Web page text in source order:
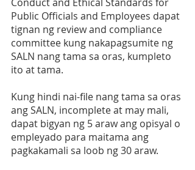
Public Officials and Employees dapat
tignan ng review and compliance
committee kung nakapagsumite ng
SALN nang tama sa oras, kumpleto
ito at tama.
Kung hindi nai-file nang tama sa oras
ang SALN, incomplete at may mali,
dapat bigyan ng 5 araw ang opisyal o
empleyado para maitama ang
pagkakamali sa loob ng 30 araw.